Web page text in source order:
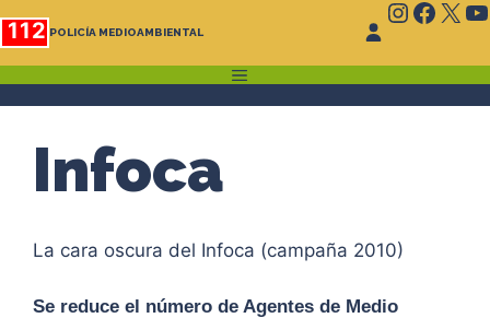
Saltar
al
contenido
112 POLICÍA MEDIOAMBIENTAL
X
MENÚ
Infoca
La cara oscura del Infoca (campaña 2010)
Se reduce el número de Agentes de Medio